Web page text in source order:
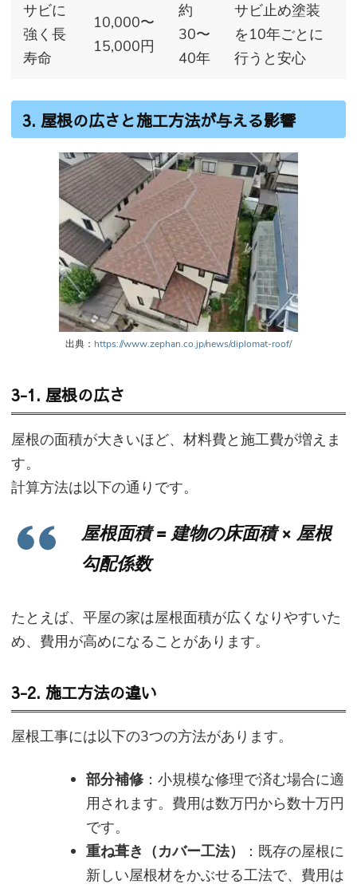
サビに
強く長
寿命
10,000〜
15,000円
約
30〜
40年
サビ止め塗装
を10年ごとに
行うと安心
3. 屋根の広さと施工方法が与える影響
出典： https://www.zephan.co.jp/news/diplomat-roof/
3-1. 屋根の広さ
屋根の面積が大きいほど、材料費と施工費が増えま
す。
計算方法は以下の通りです。
屋根面積 = 建物の床面積 × 屋根
勾配係数
たとえば、平屋の家は屋根面積が広くなりやすいた
め、費用が高めになることがあります。
3-2. 施工方法の違い
屋根工事には以下の3つの方法があります。
部分補修：小規模な修理で済む場合に適
用されます。費用は数万円から数十万円
です。
重ね葺き（カバー工法）
：既存の屋根に
新しい屋根材をかぶせる工法で、費用は